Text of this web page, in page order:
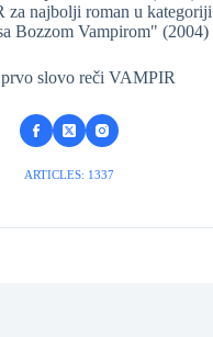
najbolji roman u kategoriji
Bozzom Vampirom" (2004)
slovo reči VAMPIR
ARTICLES: 1337